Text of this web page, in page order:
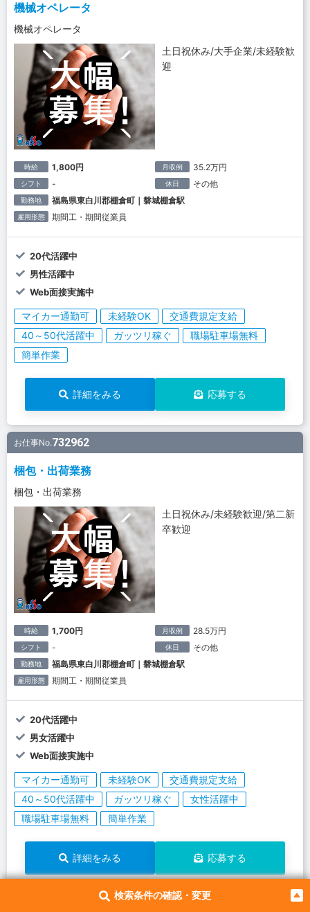
検索条件の確認・変更
機械オペレータ
機械オペレータ
土日祝休み/大手企業/未経験歓
迎
時給 1,800円 月収例 35.2万円
シフト - 休日 その他
勤務地 福島県東白川郡棚倉町｜磐城棚倉駅
雇用形態 期間工・期間従業員
20代活躍中
男性活躍中
Web面接実施中
マイカー通勤可 未経験OK
交通費規定支給
40～50代活躍中
ガッツリ稼ぐ
職場駐車場無料
簡単作業
詳細をみる 応募する
お仕事No.732962
梱包・出荷業務
梱包・出荷業務
土日祝休み/未経験歓迎/第二新
卒歓迎
時給 1,700円 月収例 28.5万円
シフト - 休日 その他
勤務地 福島県東白川郡棚倉町｜磐城棚倉駅
雇用形態 期間工・期間従業員
20代活躍中
男女活躍中
Web面接実施中
マイカー通勤可 未経験OK
交通費規定支給
40～50代活躍中
ガッツリ稼ぐ
女性活躍中
職場駐車場無料
簡単作業
詳細をみる 応募する